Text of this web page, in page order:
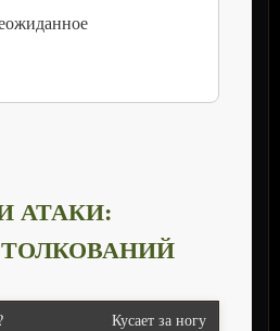
АТАКИ:
Кусает за ногу